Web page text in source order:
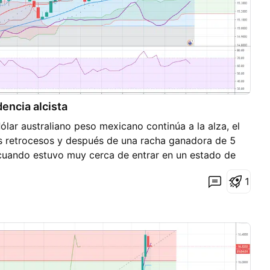
alcista
australiano peso mexicano continúa a la alza, el
retrocesos y después de una racha ganadora de 5
estuvo muy cerca de entrar en un estado de
y podemos esperar volatilidad, la tendencia
se están alejando más a medida que el par
Esta publicación no proporciona asesorías
su único propósito es educativo, usa toda la
1